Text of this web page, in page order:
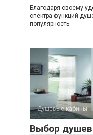
Благодаря своему
спектра функций
популярность.
Душевые кабины
Выбор